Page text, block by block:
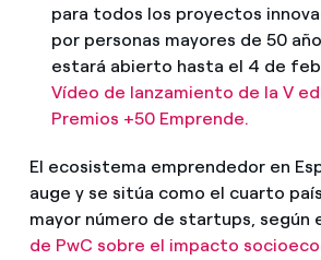
para todos los proyectos
por personas mayores de 50
estará abierto hasta el 4 de
Vídeo de lanzamiento de la V
Premios +50 Emprende.
El ecosistema emprendedor en
auge y se sitúa como el cuarto
mayor número de startups, según
de PwC sobre el impacto